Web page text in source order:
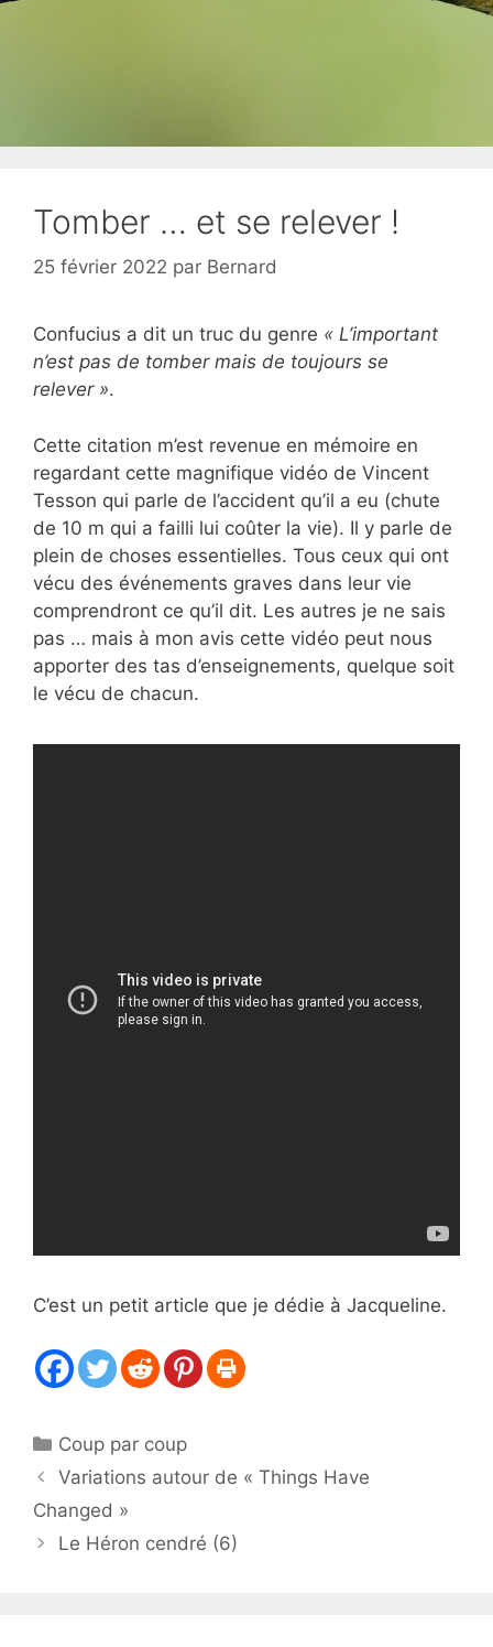
Tomber … et se relever !
25 février 2022 par Bernard
Confucius a dit un truc du genre « L’important
n’est pas de tomber mais de toujours se
relever ».
Cette citation m’est revenue en mémoire en
regardant cette magnifique vidéo de Vincent
Tesson qui parle de l’accident qu’il a eu (chute
de 10 m qui a failli lui coûter la vie). Il y parle de
plein de choses essentielles. Tous ceux qui ont
vécu des événements graves dans leur vie
comprendront ce qu’il dit. Les autres je ne sais
pas … mais à mon avis cette vidéo peut nous
apporter des tas d’enseignements, quelque soit
le vécu de chacun.
C’est un petit article que je dédie à Jacqueline.
Catégories
Coup par coup
Variations autour de « Things Have
Changed »
Le Héron cendré (6)